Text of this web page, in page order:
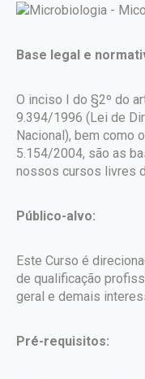
Base legal e
O inciso I do §2º do
9.394/1996 (Lei de
Nacional), bem como
5.154/2004, são as
nossos cursos livres
Público-alvo:
Este Curso é
de qualificação
geral e demais
Pré-requisitos: